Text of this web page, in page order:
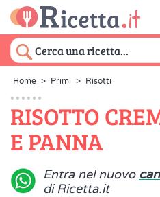
Home > Primi > Risotti
RISOTTO
E PANNA
Entra nel nuovo
di Ricetta.it